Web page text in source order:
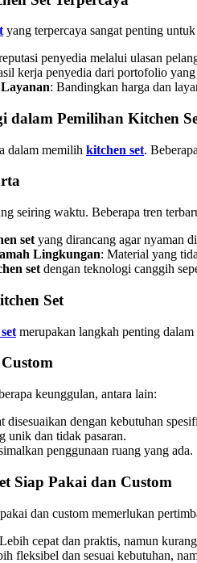
yang terpercaya sangat penting
penyedia melalui ulasan
kerja penyedia dari portofolio
: Bandingkan harga dan
dalam Pemilihan Kitchen
dalam memilih kitchen set.
seiring waktu. Beberapa tren
set yang dirancang agar nyaman
Lingkungan: Material yang
set dengan teknologi canggih
Set
merupakan langkah penting
keunggulan, antara lain:
disesuaikan dengan kebutuhan
unik dan tidak pasaran.
penggunaan ruang yang ada.
Siap Pakai dan Custom
dan custom memerlukan
cepat dan praktis, namun
fleksibel dan sesuai kebutuhan,